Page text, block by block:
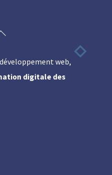
Back
Top
web,
digitale des